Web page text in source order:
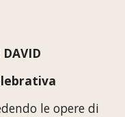
DAVID
le opere di